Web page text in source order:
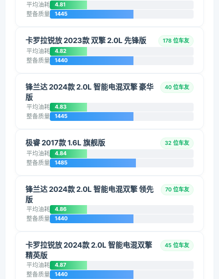
平均油耗 4.81
整备质量 1445
卡罗拉锐放 2023款 双擎 2.0L 先锋版 178 位车友
平均油耗 4.82
整备质量 1440
锋兰达 2024款 2.0L 智能电混双擎 豪华
版
40 位车友
平均油耗 4.83
整备质量 1445
极睿 2017款 1.6L 旗舰版 32 位车友
平均油耗 4.84
整备质量 1485
锋兰达 2024款 2.0L 智能电混双擎 领先
版
70 位车友
平均油耗 4.86
整备质量 1440
卡罗拉锐放 2024款 2.0L 智能电混双擎
精英版
45 位车友
平均油耗 4.87
整备质量 1440